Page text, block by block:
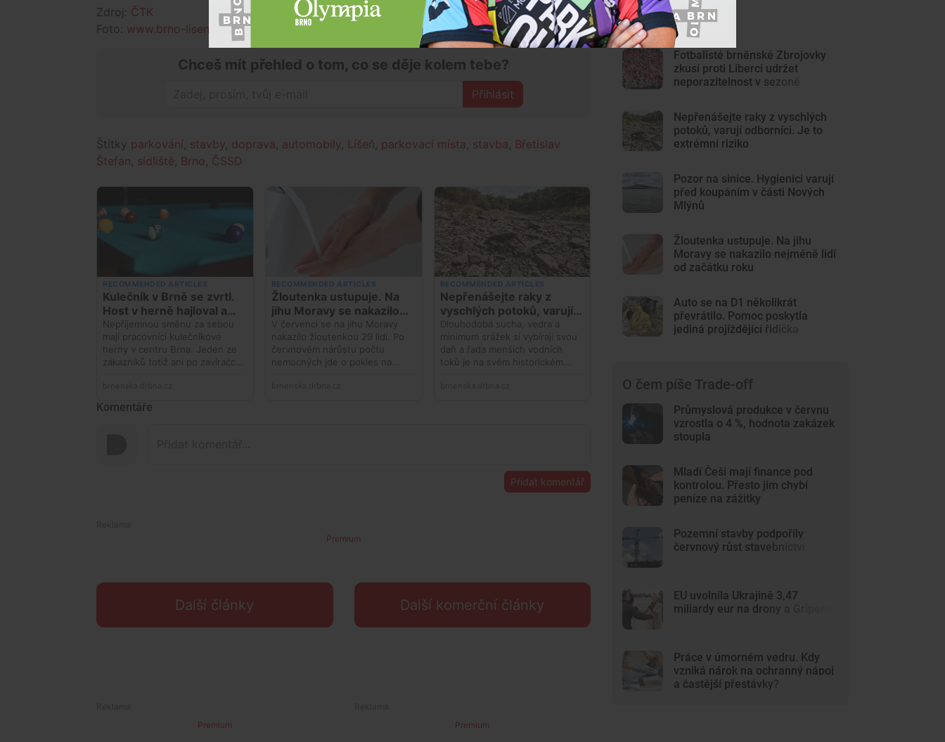
Zdroj: ČTK
Foto: www.brno-lisen.cz
Chceš mít přehled o tom, co se děje kolem tebe?
Přihlásit
Štítky parkování stavby doprava automobily Líšeň parkovací místa stavba Břetislav
Štefan sídliště Brno ČSSD
Komentáře
Přidat komentář
Premium
Další články Další komerční články
Nejnovější články
Fotbalisté brněnské Zbrojovky
zkusí proti Liberci udržet
neporazitelnost v sezoně
Nepřenášejte raky z vyschlých
potoků, varují odborníci. Je to
extrémní riziko
Pozor na sinice. Hygienici varují
před koupáním v části Nových
Mlýnů
Žloutenka ustupuje. Na jihu
Moravy se nakazilo nejméně lidí
od začátku roku
Auto se na D1 několikrát
převrátilo. Pomoc poskytla
jediná projíždějící řidička
O čem píše Trade-off
Průmyslová produkce v červnu
vzrostla o 4 %, hodnota zakázek
stoupla
Mladí Češi mají finance pod
kontrolou. Přesto jim chybí
peníze na zážitky
Pozemní stavby podpořily
červnový růst stavebnictví
EU uvolnila Ukrajině 3,47
miliardy eur na drony a Gripeny
Práce v úmorném vedru. Kdy
vzniká nárok na ochranný nápoj
a častější přestávky?
Premium Premium